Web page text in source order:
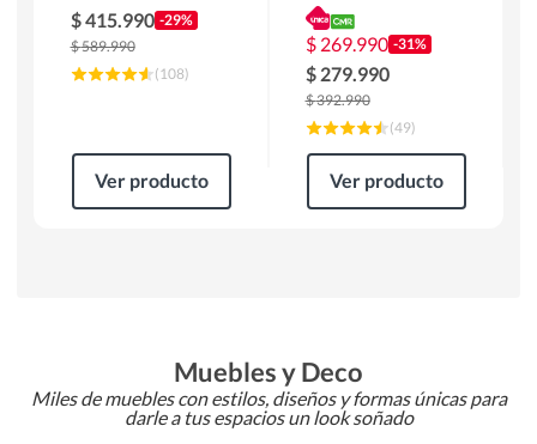
MAS430B
$415.990 -29%
$589.990
(108)
Ver producto
$ 269.990 -31%
$ 279.990
$392.990
(49)
Ver producto
Muebles y Deco
Miles de muebles con estilos, diseños y formas únicas para
darle a tus espacios un look soñado